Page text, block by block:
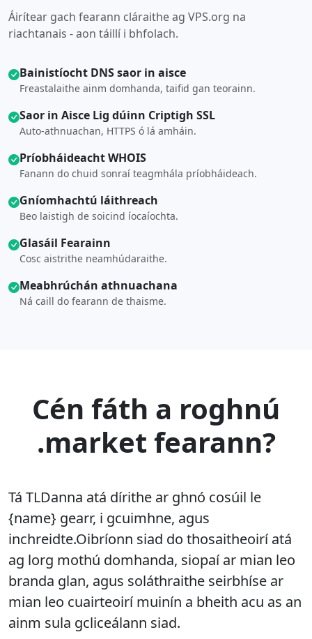
Áirítear gach fearann cláraithe ag VPS.org na
riachtanais - aon táillí i bhfolach.
Bainistíocht DNS saor in aisce
Freastalaithe ainm domhanda, taifid gan teorainn.
Saor in Aisce Lig dúinn Criptigh SSL
Auto-athnuachan, HTTPS ó lá amháin.
Príobháideacht WHOIS
Fanann do chuid sonraí teagmhála príobháideach.
Gníomhachtú láithreach
Beo laistigh de soicind íocaíochta.
Glasáil Fearainn
Cosc aistrithe neamhúdaraithe.
Meabhrúchán athnuachana
Ná caill do fearann de thaisme.
Cén fáth a roghnú
.market fearann?
Tá TLDanna atá dírithe ar ghnó cosúil le
{name} gearr, i gcuimhne, agus
inchreidte.Oibríonn siad do thosaitheoirí atá
ag lorg mothú domhanda, siopaí ar mian leo
branda glan, agus soláthraithe seirbhíse ar
mian leo cuairteoirí muinín a bheith acu as an
ainm sula gcliceálann siad.